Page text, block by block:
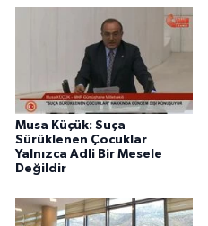
Musa Küçük: Suça
Sürüklenen Çocuklar
Yalnızca Adli Bir Mesele
Değildir